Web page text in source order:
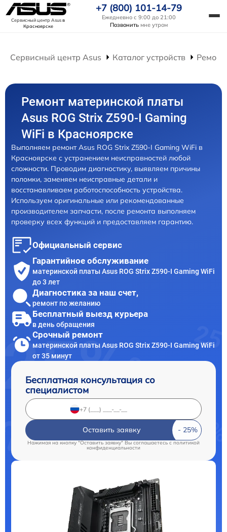
Сервисный центр Asusв
Красноярске
+7 (800) 101-14-79
Ежедневно с 9:00 до 21:00
Позвонить мне утром
Сервисный центр Asus Каталог устройств
Ремонт материнской платы
Asus ROG Strix Z590-I Gaming
WiFi в Красноярске
Выполняем ремонт Asus ROG Strix Z590-I Gaming WiFi в
Красноярске с устранением неисправностей любой
сложности. Проводим диагностику, выявляем причины
поломки, заменяем неисправные детали и
восстанавливаем работоспособность устройства.
Используем оригинальные или рекомендованные
производителем запчасти, после ремонта выполняем
проверку всех функций и предоставляем гарантию.
Официальный сервис
Гарантийное обслуживание
материнской платы Asus ROG Strix Z590-I Gaming WiFi
до 3 лет
Диагностика за наш счет,
ремонт по желанию
Бесплатный выезд курьера
в день обращения
Срочный ремонт
материнской платы Asus ROG Strix Z590-I Gaming WiFi
от 35 минут
Бесплатная консультация со
специалистом
Оставить заявку
Нажимая на кнопку "Оставить заявку" Вы соглашаетесь c политикой
конфиденциальности